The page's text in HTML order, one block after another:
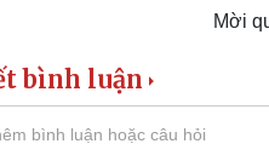
Mời
bình luận